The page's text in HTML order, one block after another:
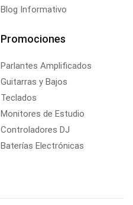
Blog Informativo
Promociones
Parlantes Amplificados
Guitarras y Bajos
Teclados
Monitores de Estudio
Controladores DJ
Baterías Electrónicas